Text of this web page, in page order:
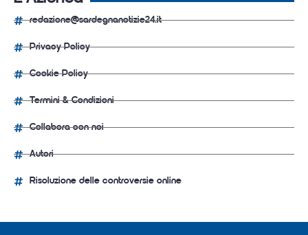
redazione@sardegnanotizie24.it
Privacy Policy
Cookie Policy
Termini & Condizioni
Collabora con noi
Autori
Risoluzione delle controversie online